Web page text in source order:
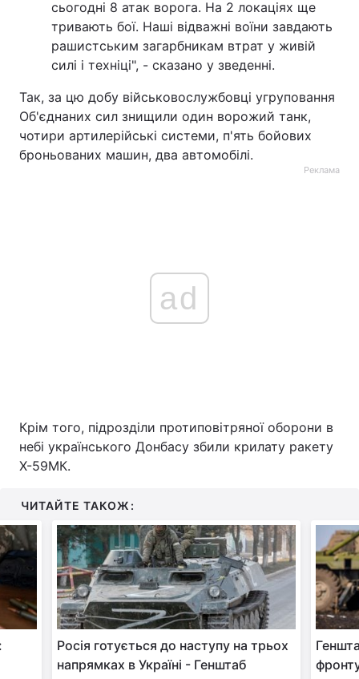
сьогодні 8 атак ворога. На 2 локаціях ще
тривають бої. Наші відважні воїни завдають
рашистським загарбникам втрат у живій
силі і техніці", - сказано у зведенні.
Так, за цю добу військовослужбовці угруповання
Об'єднаних сил знищили один ворожий танк,
чотири артилерійські системи, п'ять бойових
броньованих машин, два автомобілі.
Реклама
ad
Крім того, підрозділи протиповітряної оборони в
небі українського Донбасу збили крилату ракету
Х-59МК.
ЧИТАЙТЕ ТАКОЖ:
Росія готується до наступу на трьох
напрямках в Україні - Генштаб